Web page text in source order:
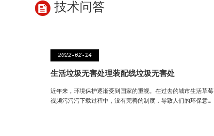
技术问答
2022-02-14
生活垃圾无害处理装配线垃圾无害处
近年来，环境保护逐渐受到国家的重视。在过去的城市生活草莓
视频污污污下载过程中，没有完善的制度，导致人们的环保意…